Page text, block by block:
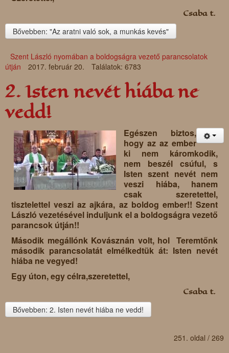
Csaba t.
Bővebben: "Az aratni való sok, a munkás kevés"
Szent László nyomában a boldogságra vezető parancsolatok
útján
2017. február 20. Találatok: 6783
2. Isten nevét hiába ne
vedd!
Egészen biztos,
hogy az az ember
ki nem káromkodik,
nem beszél csúful, s
Isten szent nevét nem
veszi hiába, hanem
csak szeretettel,
tisztelettel veszi az ajkára, az boldog ember!! Szent
László vezetésével induljunk el a boldogságra vezető
parancsok útján!!
Második megállónk Kovásznán volt, hol Teremtőnk
második parancsolatát elmélkedtük át: Isten nevét
hiába ne vegyed!
Egy úton, egy célra,szeretettel,
Csaba t.
Bővebben: 2. Isten nevét hiába ne vedd!
251. oldal / 269